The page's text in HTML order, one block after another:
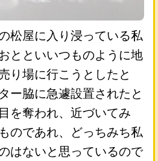
松屋に入り浸っている私
とといいつものように地
り場に行こうとしたと
ー脇に急遽設置されたと
を奪われ、近づいてみ
のであれ、どっちみち私
はないと思っているので